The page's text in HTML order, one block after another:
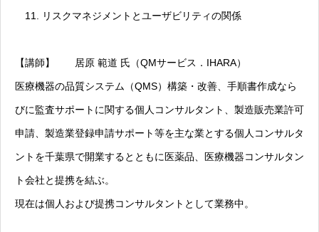
11. リスクマネジメントとユーザビリティの関係
【講師】 居原 範道 氏（QMサービス．IHARA）
医療機器の品質システム（QMS）構築・改善、手順書作成なら
びに監査サポートに関する個人コンサルタント、製造販売業許可
申請、製造業登録申請サポート等を主な業とする個人コンサルタ
ントを千葉県で開業するとともに医薬品、医療機器コンサルタン
ト会社と提携を結ぶ。
現在は個人および提携コンサルタントとして業務中。